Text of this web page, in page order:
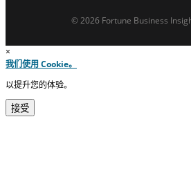
© 2026 Fortune Business
×
我们使用 Cookie。
以提升您的体验。
接受